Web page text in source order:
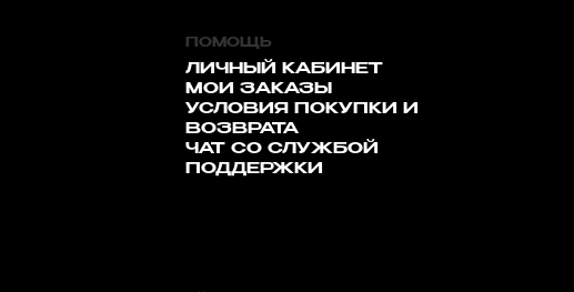
ПОМОЩЬ
ЛИЧНЫЙ КАБИНЕТ
МОИ ЗАКАЗЫ
УСЛОВИЯ ПОКУПКИ И
ВОЗВРАТА
ЧАТ СО СЛУЖБОЙ
ПОДДЕРЖКИ